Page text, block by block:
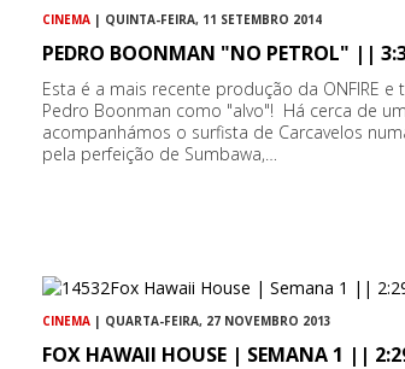
CINEMA | QUINTA-FEIRA, 11 SETEMBRO 2014
PEDRO BOONMAN "NO PETROL" ||
Esta é a mais recente produção da ONFIRE e
Pedro Boonman como "alvo"! Há cerca de
acompanhámos o surfista de Carcavelos
pela perfeição de Sumbawa,…
CINEMA | QUARTA-FEIRA, 27 NOVEMBRO 2013
FOX HAWAII HOUSE | SEMANA 1 ||